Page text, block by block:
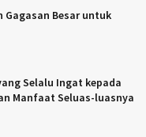
Gagasan Besar untuk
Selalu Ingat kepada
Manfaat Seluas-luasnya